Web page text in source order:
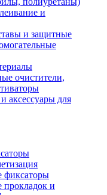
и
и защитные
очистители,
аксессуары для
фиксаторы
и